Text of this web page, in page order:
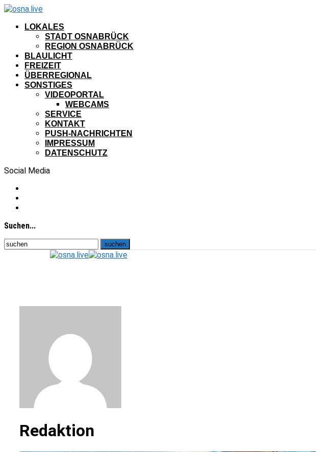
LOKALES
STADT OSNABRÜCK
REGION OSNABRÜCK
BLAULICHT
FREIZEIT
ÜBERREGIONAL
SONSTIGES
VIDEOPORTAL
WEBCAMS
SERVICE
KONTAKT
PUSH-NACHRICHTEN
IMPRESSUM
DATENSCHUTZ
Social Media
Suchen...
Redaktion